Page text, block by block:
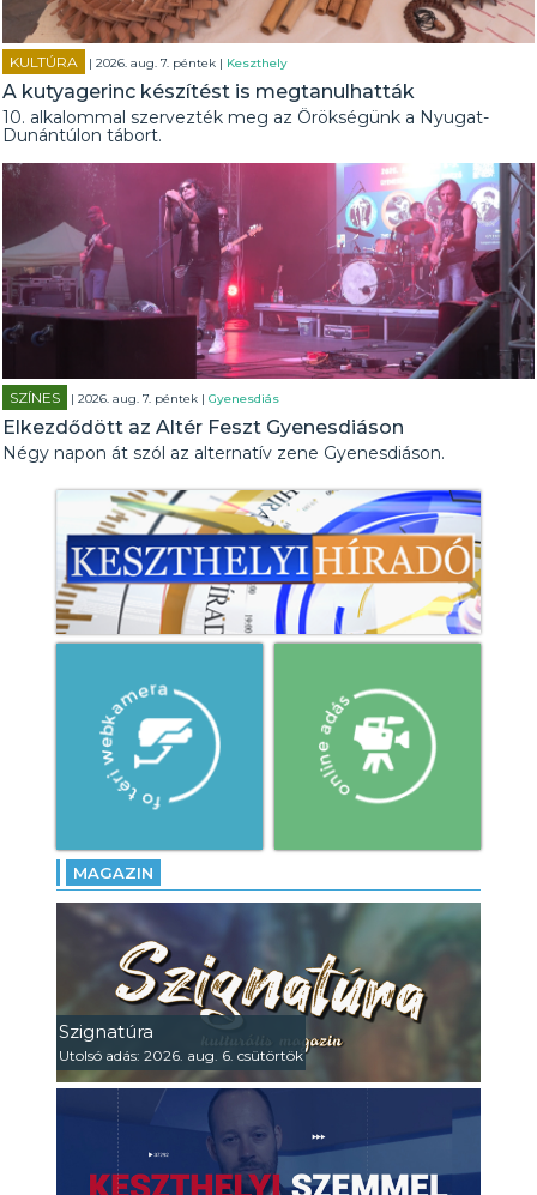
KULTÚRA | 2026. aug. 7. péntek | Keszthely
A kutyagerinc készítést is megtanulhatták
10. alkalommal szervezték meg az Örökségünk a Nyugat-
Dunántúlon tábort.
SZÍNES | 2026. aug. 7. péntek |Gyenesdiás
Elkezdődött az Altér Feszt Gyenesdiáson
Négy napon át szól az alternatív zene Gyenesdiáson.
MAGAZIN
Szignatúra
Utolsó adás: 2026. aug. 6. csütörtök